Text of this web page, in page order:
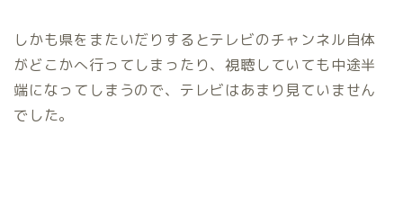
しかも県をまたいだりするとテレビのチャンネル自体
がどこかへ行ってしまったり、視聴していても中途半
端になってしまうので、テレビはあまり見ていません
でした。